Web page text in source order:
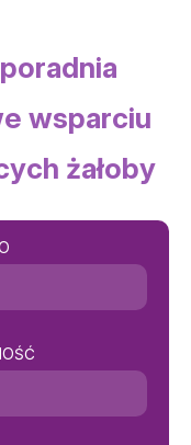
wsparciu
żałoby